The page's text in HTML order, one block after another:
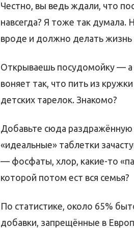
Честно, вы ведь ждали, что
навсегда? Я тоже так
вроде и должно делать
Открываешь посудомойку — а
воняет так, что пить из
детских тарелок. Знакомо?
Добавьте сюда
«идеальные» таблетки
— фосфаты, хлор, какие-то
которой потом ест вся семья?
По статистике, около 65%
добавки, запрещённые в